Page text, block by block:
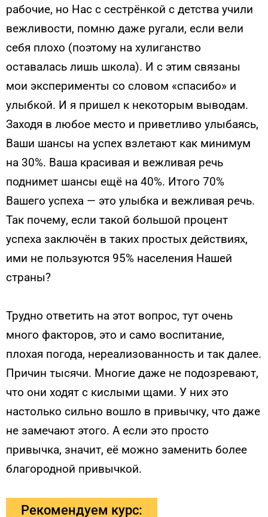
рабочие, но Нас с сестрёнкой с детства учили
вежливости, помню даже ругали, если вели
себя плохо (поэтому на хулиганство
оставалась лишь школа). И с этим связаны
мои эксперименты со словом «спасибо» и
улыбкой. И я пришел к некоторым выводам.
Заходя в любое место и приветливо улыбаясь,
Ваши шансы на успех взлетают как минимум
на 30%. Ваша красивая и вежливая речь
поднимет шансы ещё на 40%. Итого 70%
Вашего успеха — это улыбка и вежливая речь.
Так почему, если такой большой процент
успеха заключён в таких простых действиях,
ими не пользуются 95% населения Нашей
страны?
Трудно ответить на этот вопрос, тут очень
много факторов, это и само воспитание,
плохая погода, нереализованность и так далее.
Причин тысячи. Многие даже не подозревают,
что они ходят с кислыми щами. У них это
настолько сильно вошло в привычку, что даже
не замечают этого. А если это просто
привычка, значит, её можно заменить более
благородной привычкой.
Рекомендуем курс: